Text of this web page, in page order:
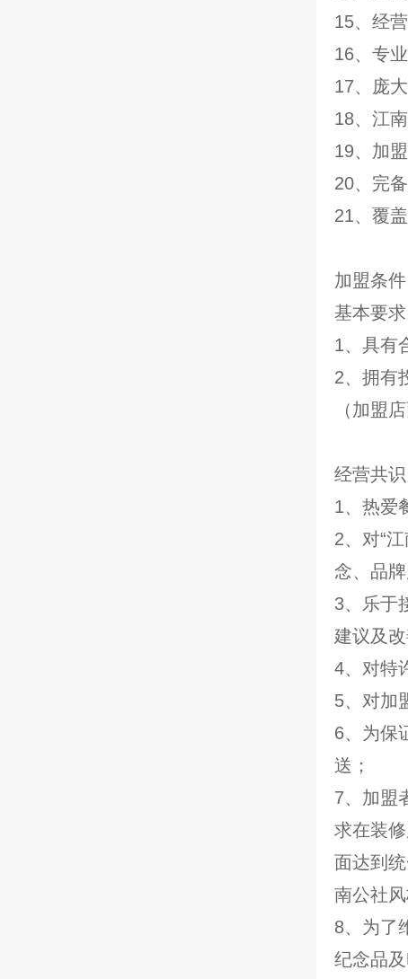
15、经
16、专
17、庞
18、江
19、加
20、完
21、覆
加盟条件
基本要求
1、具有
2、拥有
（加盟
经营共识
1、热爱
2、对“
念、品
3、乐于
建议及改
4、对特
5、对加
6、为保
送；
7、加盟
求在装
面达到
南公社
8、为了
纪念品